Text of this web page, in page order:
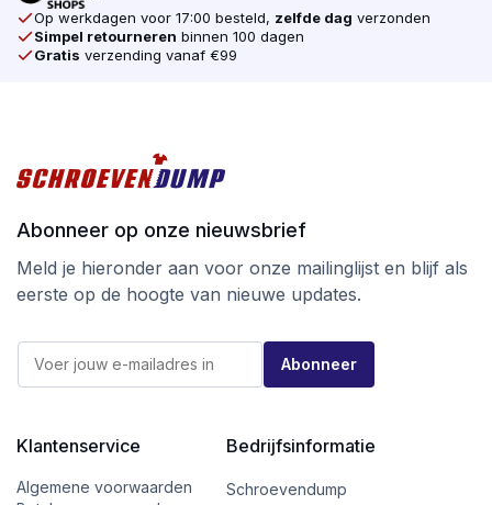
Op werkdagen voor 17:00 besteld, zelfde dag verzonden
Simpel retourneren binnen 100 dagen
Gratis verzending vanaf €99
Abonneer op onze nieuwsbrief
Meld je hieronder aan voor onze mailinglijst en blijf als
eerste op de hoogte van nieuwe updates.
a
E
m
E
m
l
Abonneer
Klantenservice
Algemene voorwaarden
Bedrijfsinformatie
Schroevendump